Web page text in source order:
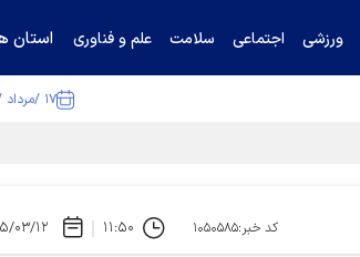
ورزشی اجتماعی سلامت علم و فناوری استان
۱۷ /مرداد /۱۴۰۵
کد خبر:۱۰۵۰۵۸۵ ۱۱:۵۰ ۱۴۰۵/